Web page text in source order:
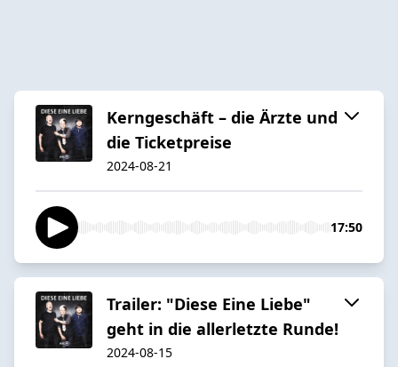
Kerngeschäft – die Ärzte und
die Ticketpreise
2024-08-21
17:50
Trailer: "Diese Eine Liebe"
geht in die allerletzte Runde!
2024-08-15